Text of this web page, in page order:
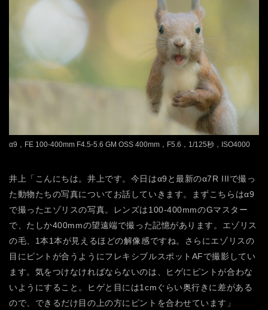
α9，FE 100-400mm F4.5-5.6 GM OSS 400mm，F5.6，1/125秒，ISO4000
井上「こんにちは。井上です。今日はα9と最新のα7R IIIで撮っ
た動物たちの写真についてお話していきます。まずこちらはα9
で撮ったエゾリスの写真。レンズは100-400mmのGマスター
で、たしか400mmの望遠端で撮った記憶があります。エゾリス
の毛、1本1本が見えるほどの解像感ですね。さらにエゾリスの
目にピントが合うようにフレキシブルスポットAFで撮影してい
ます。気をつけなければならないのは、ヒゲにピントが合わな
いようにすること。ヒゲと目には1cmぐらい奥行きに差がある
ので、できるだけ目の上の方にピントを合わせています」